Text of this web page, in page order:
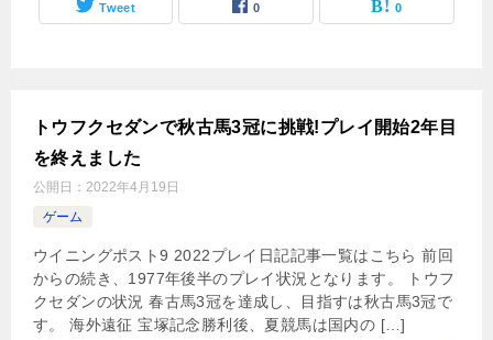
Tweet 0 0
トウフクセダンで秋古馬3冠に挑戦!プレイ開始2年目
を終えました
公開日： 2022年4月19日
ゲーム
ウイニングポスト9 2022プレイ日記記事一覧はこちら 前回
からの続き、1977年後半のプレイ状況となります。 トウフ
クセダンの状況 春古馬3冠を達成し、目指すは秋古馬3冠で
す。 海外遠征 宝塚記念勝利後、夏競馬は国内の […]